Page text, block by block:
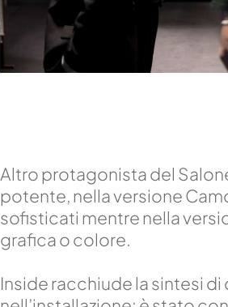
Altro protagonista del
potente, nella versione
sofisticati mentre nella
grafica o colore.
Inside racchiude la sintesi